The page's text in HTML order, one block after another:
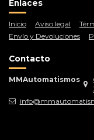
Enlaces
Inicio Aviso legal
Envío y Devoluciones
Contacto
MMAutomatismos